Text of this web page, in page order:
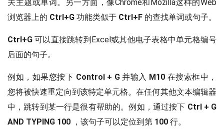
关主题或单词。另一方面，像Chrome和Mozilla这样的Web
浏览器上的 Ctrl+G 功能类似于 Ctrl+F 的查找单词或句子。
Ctrl+G 可以直接跳转到Excel或其他电子表格中单元格编号
后面的句子。
例如，如果您按下 Control + G并输入 M10 在搜索框中，
您将被快速重定向到该特定单元格。在任何其他文本编辑器
中，跳转到某一行是很有帮助的。例如，通过按下 Ctrl + G
AND TYPING 100 ，该句子可以定位到第 100 行。